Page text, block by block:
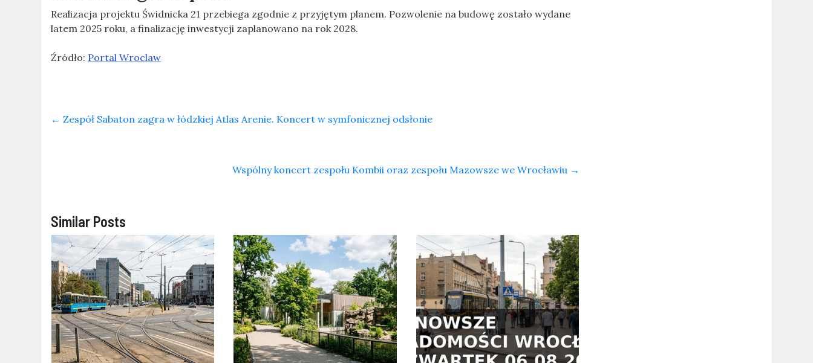
Realizacja projektu Świdnicka 21 przebiega zgodnie z przyjętym planem. Pozwolenie na budowę zostało wydane
latem 2025 roku, a finalizację inwestycji zaplanowano na rok 2028.
Źródło: Portal Wroclaw
← Zespół Sabaton zagra w łódzkiej Atlas Arenie. Koncert w symfonicznej odsłonie
Wspólny koncert zespołu Kombii oraz zespołu Mazowsze we Wrocławiu →
Similar Posts